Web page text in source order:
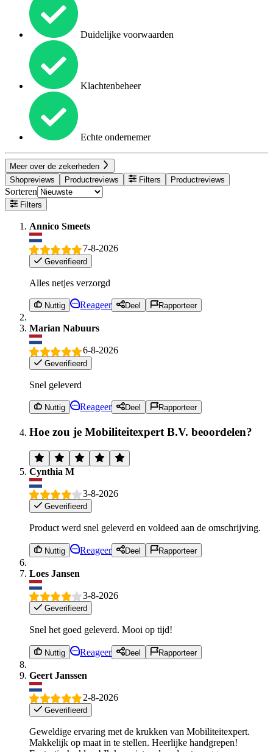
Duidelijke voorwaarden
Klachtenbeheer
Echte ondernemer
Meer over de zekerheden
Shopreviews
Productreviews Filters Productreviews
Sorteren
Filters
Annico Smeets
7-8-2026
Geverifieerd
Alles netjes verzorgd
Nuttig Reageer Deel Rapporteer
Marian Nabuurs
6-8-2026
Geverifieerd
Snel geleverd
Nuttig Reageer Deel Rapporteer
Hoe zou je Mobiliteitexpert B.V. beoordelen?
Cynthia M
3-8-2026
Geverifieerd
Product werd snel geleverd en voldeed aan de omschrijving.
Nuttig Reageer Deel Rapporteer
Loes Jansen
3-8-2026
Geverifieerd
Snel het goed geleverd. Mooi op tijd!
Nuttig Reageer Deel Rapporteer
Geert Janssen
2-8-2026
Geverifieerd
Geweldige ervaring met de krukken van Mobiliteitexpert.
Makkelijk op maat in te stellen. Heerlijke handgrepen!